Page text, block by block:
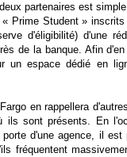
partenaires est
Prime Student »
d'éligibilité) d'une
de la banque. Afin d'en
un espace dédié en
en rappellera
sont présents. En
d'une agence, il est
fréquentent